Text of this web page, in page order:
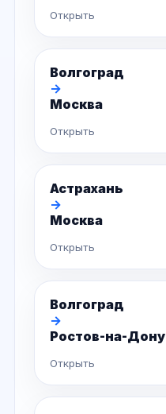
Открыть
Волгоград
→
Москва
Открыть
Астрахань
→
Москва
Открыть
Волгоград
→
Ростов-на-Дону
Открыть